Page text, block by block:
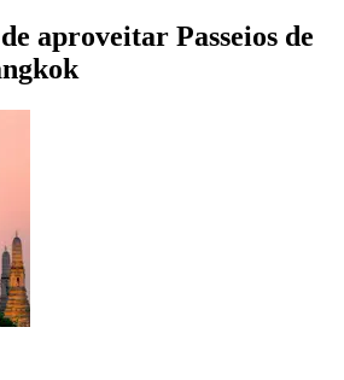
aproveitar Passeios de